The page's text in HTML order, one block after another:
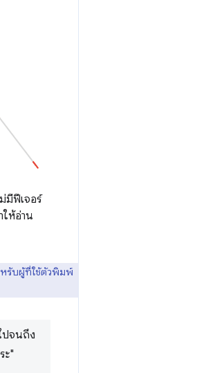
มีฟีเจอร์
ห้อ่าน
หรับผู้ที่ใช้ตัวพิมพ์
ปจนถึง
ะ"